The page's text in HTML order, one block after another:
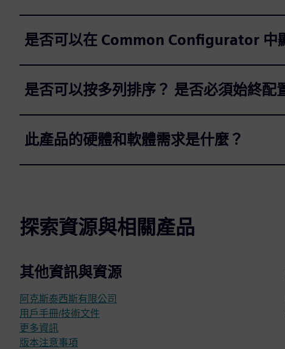
是否可以在 Common Configurator 中
是否可以按多列排序？ 是否必須始終配
此產品的硬體和軟體需求是什麼？
探索資源與相關產品
其他資訊與資源
阿克斯泰西斯有限公司
用戶手冊/技術文件
更多資訊
版本注意事項